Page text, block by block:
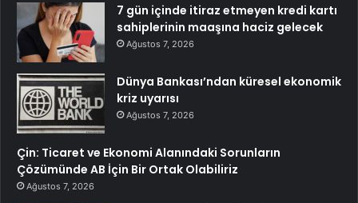
7 gün içinde itiraz etmeyen kredi kartı
sahiplerinin maaşına haciz gelecek
Ağustos 7, 2026
Dünya Bankası’ndan küresel ekonomik
kriz uyarısı
Ağustos 7, 2026
Çin: Ticaret ve Ekonomi Alanındaki Sorunların
Çözümünde AB İçin Bir Ortak Olabiliriz
Ağustos 7, 2026